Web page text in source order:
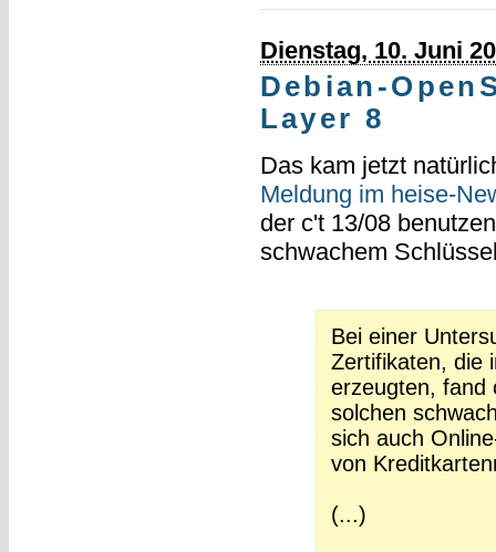
Dienstag, 10. Juni
Debian-
Layer 8
Das kam jetzt
Meldung im heise-
der c't 13/08
schwachem
Bei einer
Zertifikaten, die
erzeugten, fand
solchen
sich auch
von
(...)